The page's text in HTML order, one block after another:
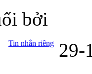
bởi
Tin nhắn riêng 29-